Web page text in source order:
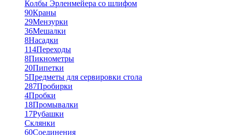
Колбы Эрленмейера со шлифом
90Краны
29Мензурки
36Мешалки
8Насадки
114Переходы
8Пикнометры
20Пипетки
5Предметы для сервировки стола
287Пробирки
4Пробки
18Промывалки
17Рубашки
Склянки
60Соединения